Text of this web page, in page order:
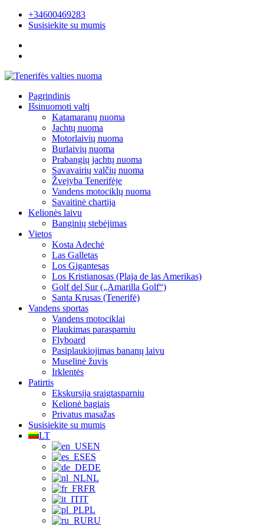
+34600469283
Susisiekite su mumis
Pagrindinis
Išsinuomoti valtį
Katamaranų nuoma
Jachtų nuoma
Motorlaivių nuoma
Burlaivių nuoma
Prabangių jachtų nuoma
Savavairių valčių nuoma
Žvejyba Tenerifėje
Vandens motociklų nuoma
Savaitinė chartija
Kelionės laivu
Banginių stebėjimas
Vietos
Kosta Adechė
Las Galletas
Los Gigantesas
Los Kristianosas (Plaja de las Amerikas)
Golf del Sur („Amarilla Golf“)
Santa Krusas (Tenerifė)
Vandens sportas
Vandens motociklai
Plaukimas parasparniu
Flyboard
Pasiplaukiojimas bananų laivu
Muselinė žuvis
Irklentės
Patirtis
Ekskursija sraigtasparniu
Kelionė bagiais
Privatus masažas
Susisiekite su mumis
LT
EN
ES
DE
NL
FR
IT
PL
RU